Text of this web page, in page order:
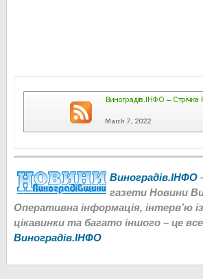
Виноградів.ІНФО
газети Новини
Оперативна інформація, інтерв’ю
цікавинки та багато іншого – це
Виноградів.ІНФО